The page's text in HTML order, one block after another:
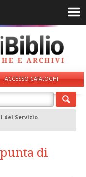
ACCESSO CATALOGHI
del Servizio
di